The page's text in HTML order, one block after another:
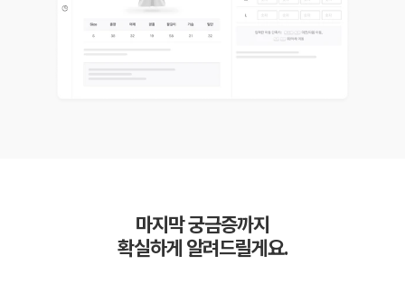
마지막 궁금증까지
확실하게 알려드릴게요.